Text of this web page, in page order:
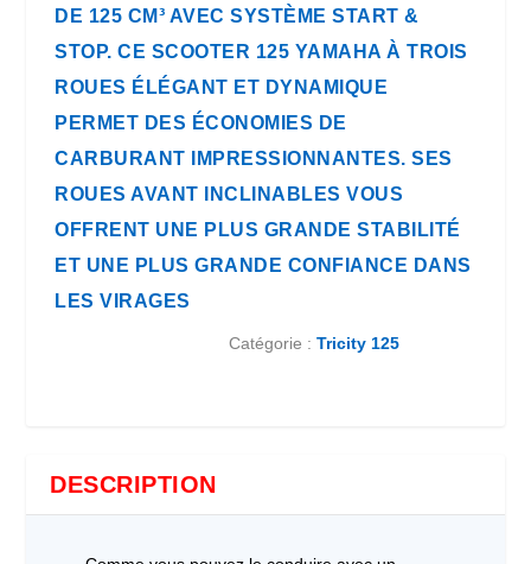
DE 125 CM³ AVEC SYSTÈME START &
STOP. CE SCOOTER 125 YAMAHA À TROIS
ROUES ÉLÉGANT ET DYNAMIQUE
PERMET DES ÉCONOMIES DE
CARBURANT IMPRESSIONNANTES. SES
ROUES AVANT INCLINABLES VOUS
OFFRENT UNE PLUS GRANDE STABILITÉ
ET UNE PLUS GRANDE CONFIANCE DANS
LES VIRAGES
Catégorie :Tricity 125
DESCRIPTION